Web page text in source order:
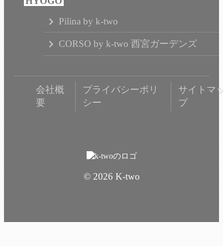
Pilina by k-two
CORSO by k-two 西宮ガーデンズ
会社概
要
プライバシーポリ
シー
サイトマ
プ
© 2026 K-two